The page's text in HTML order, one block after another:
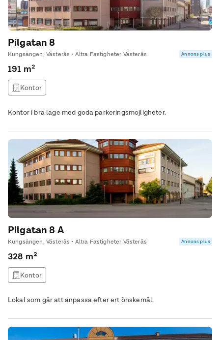
Pilgatan 8
Kungsängen, Västerås • Altra Fastigheter Västerås Annons plus
191 m²
Kontor
Kontor i bra läge med goda parkeringsmöjligheter.
Pilgatan 8 A
Kungsängen, Västerås • Altra Fastigheter Västerås Annons plus
328 m²
Kontor
Lokal som går att anpassa efter ert önskemål.